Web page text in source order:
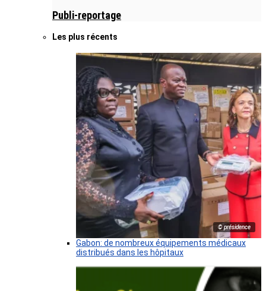
Publi-reportage
Les plus récents
© présidence
Gabon: de nombreux équipements médicaux
distribués dans les hôpitaux